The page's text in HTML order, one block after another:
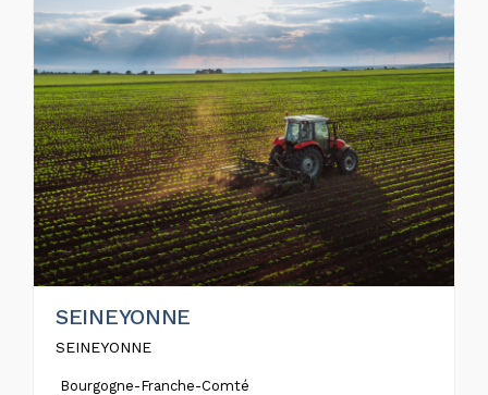
SEINEYONNE
SEINEYONNE
Bourgogne-Franche-Comté